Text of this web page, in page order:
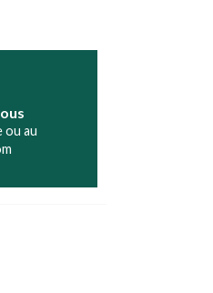
ou au